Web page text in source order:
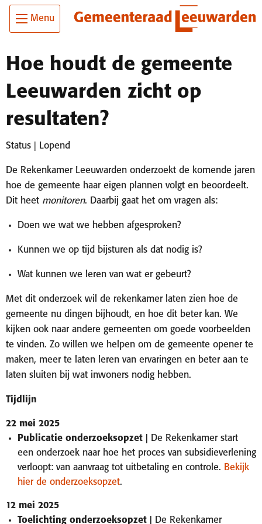
Skip To Main Content
Ga
naar
de
Menu
Hoe houdt de gemeente
Leeuwarden zicht op
resultaten?
Status | Lopend
De Rekenkamer Leeuwarden onderzoekt de komende jaren
hoe de gemeente haar eigen plannen volgt en beoordeelt.
Dit heet monitoren. Daarbij gaat het om vragen als:
Doen we wat we hebben afgesproken?
Kunnen we op tijd bijsturen als dat nodig is?
Wat kunnen we leren van wat er gebeurt?
Met dit onderzoek wil de rekenkamer laten zien hoe de
gemeente nu dingen bijhoudt, en hoe dit beter kan. We
kijken ook naar andere gemeenten om goede voorbeelden
te vinden. Zo willen we helpen om de gemeente opener te
maken, meer te laten leren van ervaringen en beter aan te
laten sluiten bij wat inwoners nodig hebben.
Tijdlijn
22 mei 2025
Publicatie onderzoeksopzet |
De Rekenkamer start
een onderzoek naar hoe het proces van subsidieverlening
verloopt: van aanvraag tot uitbetaling en controle. Bekijk
hier de onderzoeksopzet.
12 mei 2025
Toelichting onderzoeksopzet |
De Rekenkamer